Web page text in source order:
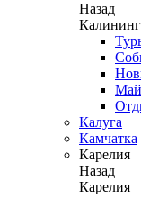
Назад
Калуга
Камчатка
Карелия
Назад
Карелия